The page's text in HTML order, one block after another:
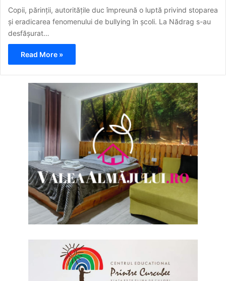
Copii, părinții, autoritățile duc împreună o luptă privind stoparea
și eradicarea fenomenului de bullying în școli. La Nădrag s-au
desfășurat…
Read More »